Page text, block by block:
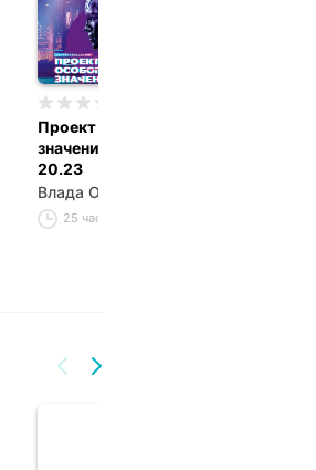
Проект особого
значения. Версия
20.23
Влада Ольховская
25 часов 3 минуты